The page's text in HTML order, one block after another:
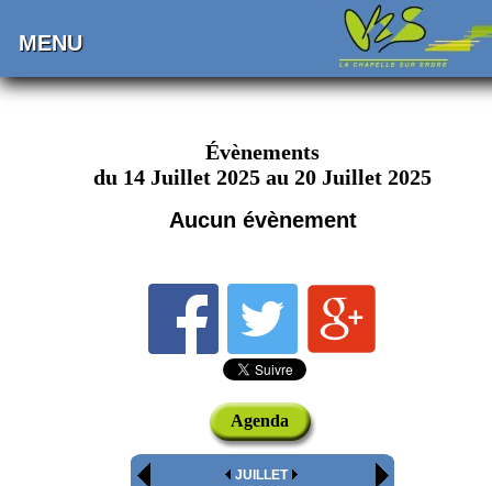
MENU
Évènements
du 14 Juillet 2025 au 20 Juillet 2025
Aucun évènement
Agenda
JUILLET